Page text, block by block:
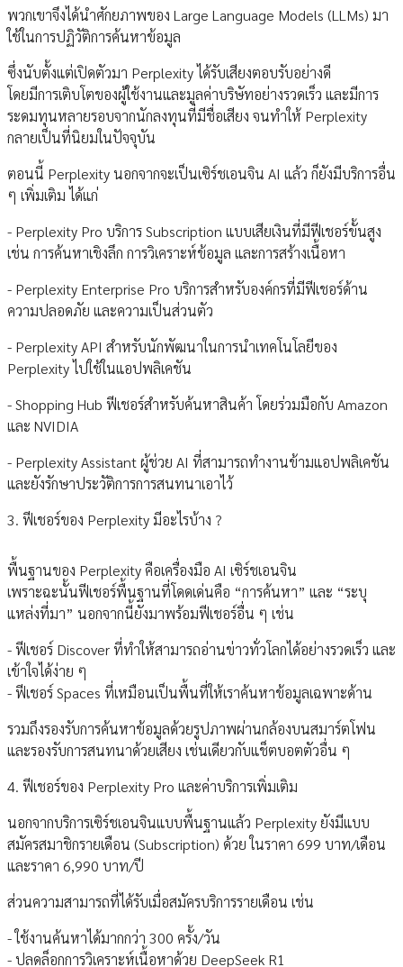
พวกเขาจึงได้นำศักยภาพของ Large Language Models (LLMs) มา
ใช้ในการปฏิวัติการค้นหาข้อมูล
ซึ่งนับตั้งแต่เปิดตัวมา Perplexity ได้รับเสียงตอบรับอย่างดี
โดยมีการเติบโตของผู้ใช้งานและมูลค่าบริษัทอย่างรวดเร็ว และมีการ
ระดมทุนหลายรอบจากนักลงทุนที่มีชื่อเสียง จนทำให้ Perplexity
กลายเป็นที่นิยมในปัจจุบัน
ตอนนี้ Perplexity นอกจากจะเป็นเซิร์ชเอนจิน AI แล้ว ก็ยังมีบริการอื่น
ๆ เพิ่มเติม ได้แก่
- Perplexity Pro บริการ Subscription แบบเสียเงินที่มีฟีเชอร์ขั้นสูง
เช่น การค้นหาเชิงลึก การวิเคราะห์ข้อมูล และการสร้างเนื้อหา
- Perplexity Enterprise Pro บริการสำหรับองค์กรที่มีฟีเชอร์ด้าน
ความปลอดภัย และความเป็นส่วนตัว
- Perplexity API สำหรับนักพัฒนาในการนำเทคโนโลยีของ
Perplexity ไปใช้ในแอปพลิเคชัน
- Shopping Hub ฟีเชอร์สำหรับค้นหาสินค้า โดยร่วมมือกับ Amazon
และ NVIDIA
- Perplexity Assistant ผู้ช่วย AI ที่สามารถทำงานข้ามแอปพลิเคชัน
และยังรักษาประวัติการการสนทนาเอาไว้
3. ฟีเชอร์ของ Perplexity มีอะไรบ้าง ?
พื้นฐานของ Perplexity คือเครื่องมือ AI เซิร์ชเอนจิน
เพราะฉะนั้นฟีเชอร์พื้นฐานที่โดดเด่นคือ “การค้นหา” และ “ระบุ
แหล่งที่มา” นอกจากนี้ยังมาพร้อมฟีเชอร์อื่น ๆ เช่น
- ฟีเชอร์ Discover ที่ทำให้สามารถอ่านข่าวทั่วโลกได้อย่างรวดเร็ว และ
เข้าใจได้ง่าย ๆ
- ฟีเชอร์ Spaces ที่เหมือนเป็นพื้นที่ให้เราค้นหาข้อมูลเฉพาะด้าน
รวมถึงรองรับการค้นหาข้อมูลด้วยรูปภาพผ่านกล้องบนสมาร์ตโฟน
และรองรับการสนทนาด้วยเสียง เช่นเดียวกับแช็ตบอตตัวอื่น ๆ
4. ฟีเชอร์ของ Perplexity Pro และค่าบริการเพิ่มเติม
นอกจากบริการเซิร์ชเอนจินแบบพื้นฐานแล้ว Perplexity ยังมีแบบ
สมัครสมาชิกรายเดือน (Subscription) ด้วย ในราคา 699 บาท/เดือน
และราคา 6,990 บาท/ปี
ส่วนความสามารถที่ได้รับเมื่อสมัครบริการรายเดือน เช่น
- ใช้งานค้นหาได้มากกว่า 300 ครั้ง/วัน
- ปลดล็อกการวิเคราะห์เนื้อหาด้วย DeepSeek R1